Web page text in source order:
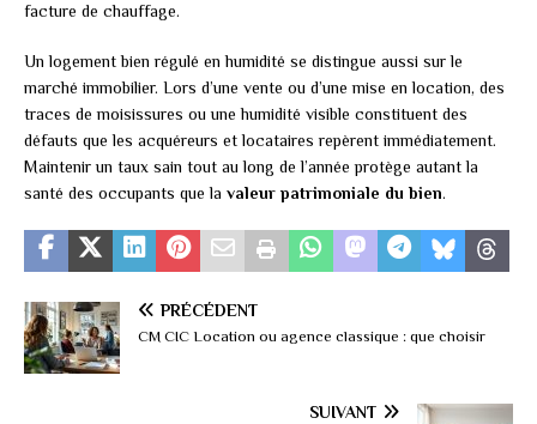
facture de chauffage.
Un logement bien régulé en humidité se distingue aussi sur le
marché immobilier. Lors d’une vente ou d’une mise en location, des
traces de moisissures ou une humidité visible constituent des
défauts que les acquéreurs et locataires repèrent immédiatement.
Maintenir un taux sain tout au long de l’année protège autant la
santé des occupants que la valeur patrimoniale du bien.
PRÉCÉDENT
CM CIC Location ou agence classique : que choisir
SUIVANT